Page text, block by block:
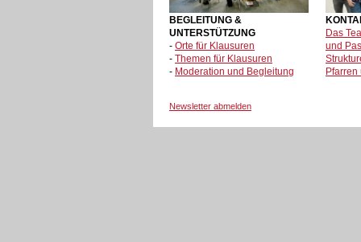
BEGLEITUNG &
UNTERSTÜTZUNG
- Orte für Klausuren
- Themen für Klausuren
- Moderation und Begleitung
Das
und
Newsletter abmelden